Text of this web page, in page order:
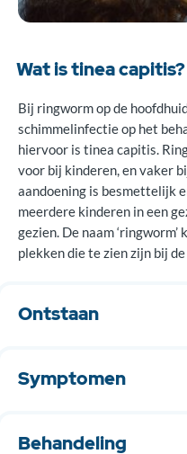
Wat is tinea capitis?
Bij ringworm op de
schimmelinfectie op het
hiervoor is tinea capitis.
voor bij kinderen, en vaker
aandoening is besmettelijk
meerdere kinderen in een
gezien. De naam
plekken die te zien zijn bij
Ontstaan
huidinfectie met een
door contact met de
Symptomen
Meestal zie je één of
Behandeling